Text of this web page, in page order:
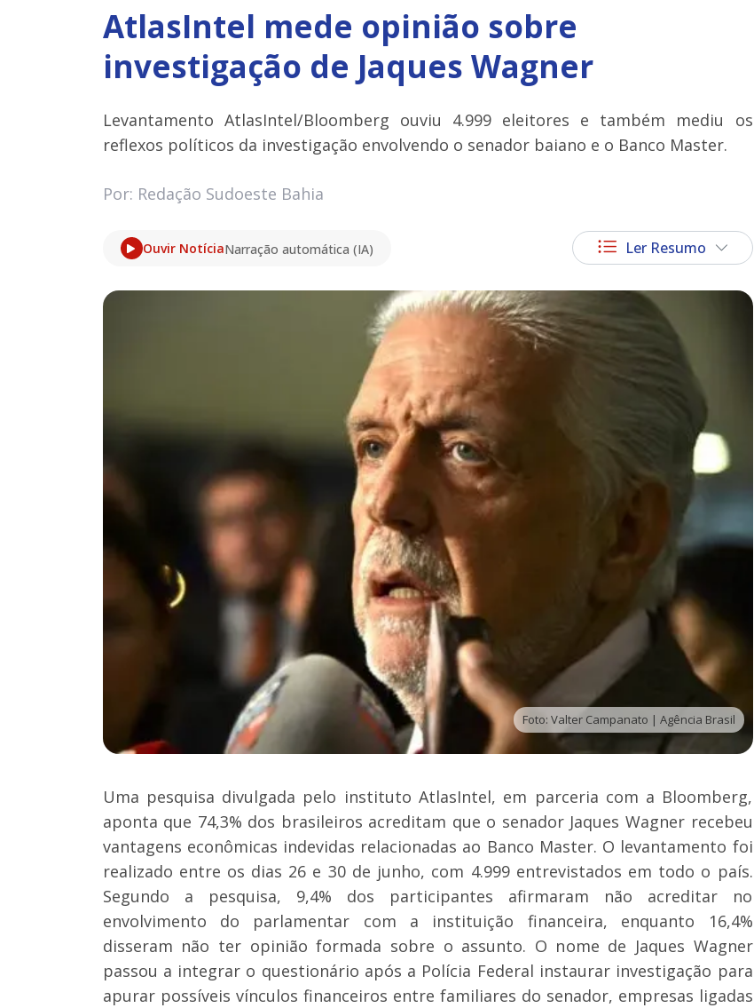
AtlasIntel mede opinião sobre
investigação de Jaques Wagner
Levantamento AtlasIntel/Bloomberg ouviu 4.999 eleitores e também mediu os
reflexos políticos da investigação envolvendo o senador baiano e o Banco Master.
Por: Redação Sudoeste Bahia
Ouvir NotíciaNarração automática (IA) Ler Resumo
Foto: Valter Campanato | Agência Brasil
Uma pesquisa divulgada pelo instituto AtlasIntel, em parceria com a Bloomberg,
aponta que 74,3% dos brasileiros acreditam que o senador Jaques Wagner recebeu
vantagens econômicas indevidas relacionadas ao Banco Master. O levantamento foi
realizado entre os dias 26 e 30 de junho, com 4.999 entrevistados em todo o país.
Segundo a pesquisa, 9,4% dos participantes afirmaram não acreditar no
envolvimento do parlamentar com a instituição financeira, enquanto 16,4%
disseram não ter opinião formada sobre o assunto. O nome de Jaques Wagner
passou a integrar o questionário após a Polícia Federal instaurar investigação para
apurar possíveis vínculos financeiros entre familiares do senador, empresas ligadas